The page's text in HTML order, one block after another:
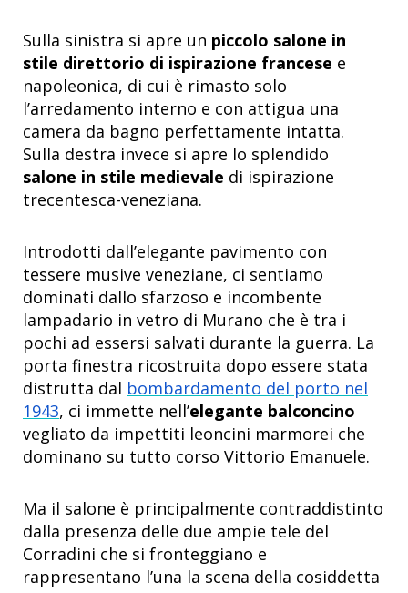
Sulla sinistra si apre un piccolo salone in
stile direttorio di ispirazione francese e
napoleonica, di cui è rimasto solo
l’arredamento interno e con attigua una
camera da bagno perfettamente intatta.
Sulla destra invece si apre lo splendido
salone in stile medievale di ispirazione
trecentesca-veneziana.
Introdotti dall’elegante pavimento con
tessere musive veneziane, ci sentiamo
dominati dallo sfarzoso e incombente
lampadario in vetro di Murano che è tra i
pochi ad essersi salvati durante la guerra. La
porta finestra ricostruita dopo essere stata
distrutta dal bombardamento del porto nel
1943, ci immette nell’elegante balconcino
vegliato da impettiti leoncini marmorei che
dominano su tutto corso Vittorio Emanuele.
Ma il salone è principalmente contraddistinto
dalla presenza delle due ampie tele del
Corradini che si fronteggiano e
rappresentano l’una la scena della cosiddetta